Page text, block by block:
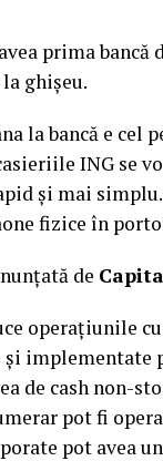
prima bancă
ghişeu.
la bancă e cel
ING se
şi mai
fizice în
de
operaţiunile
implementate
de cash non-
pot fi
pot avea